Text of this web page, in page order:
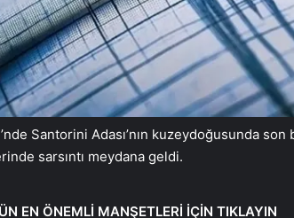
Santorini Adası’nın kuzeydoğusunda
sarsıntı meydana geldi.
EN ÖNEMLİ MANŞETLERİ İÇİN TIKLAYIN